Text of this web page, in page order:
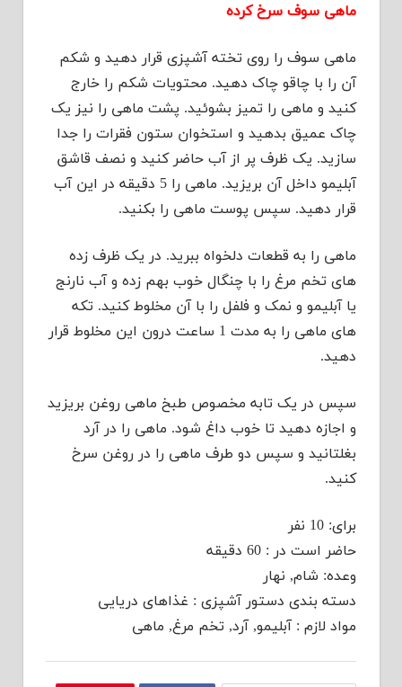
ماهی سوف سرخ کرده
ماهی سوف را روی تخته آشپزی قرار دهید و شکم
آن را با چاقو چاک دهید. محتویات شکم را خارج
کنید و ماهی را تمیز بشوئید. پشت ماهی را نیز یک
چاک عمیق بدهید و استخوان ستون فقرات را جدا
سازید. یک ظرف پر از آب حاضر کنید و نصف قاشق
آبلیمو داخل آن بریزید. ماهی را 5 دقیقه در این آب
قرار دهید. سپس پوست ماهی را بکنید.
ماهی را به قطعات دلخواه ببرید. در یک ظرف زده
های تخم مرغ را با چنگال خوب بهم زده و آب نارنج
یا آبلیمو و نمک و فلفل را با آن مخلوط کنید. تکه
های ماهی را به مدت 1 ساعت درون این مخلوط قرار
دهید.
سپس در یک تابه مخصوص طبخ ماهی روغن بریزید
و اجازه دهید تا خوب داغ شود. ماهی را در آرد
بغلتانید و سپس دو طرف ماهی را در روغن سرخ
کنید.
برای: 10 نفر
حاضر است در : 60 دقیقه
وعده: شام, نهار
دسته بندی دستور آشپزی : غذاهای دريايی
مواد لازم : آبلیمو, آرد, تخم مرغ, ماهی